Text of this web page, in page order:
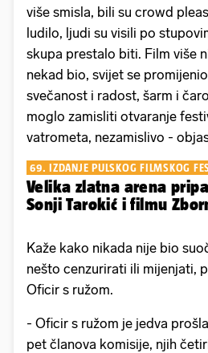
više smisla, bili su crowd
ludilo, ljudi su visili po
skupa prestalo biti. Film više
nekad bio, svijet se
svečanost i radost, šarm i
moglo zamisliti otvaranje
vatrometa, nezamislivo -
69. IZDANJE PULSKOG FILMSKOG
Velika zlatna arena
Sonji Tarokić i filmu
Kaže kako nikada nije bio
nešto cenzurirati ili mijenjati,
Oficir s ružom.
- Oficir s ružom je jedva
pet članova komisije, njih